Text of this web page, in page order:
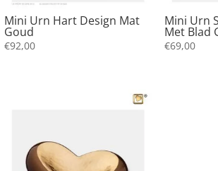
Mini Urn Hart Design Mat
Goud
€92,00
Mini Urn
Met Blad
€69,00